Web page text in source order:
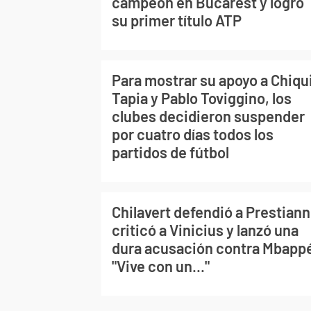
su primer título ATP
Para mostrar su apoyo a
Tapia y Pablo Toviggino, los
clubes decidieron suspender
por cuatro días todos los
partidos de fútbol
Chilavert defendió a
criticó a Vinicius y lanzó una
dura acusación contra
"Vive con un..."